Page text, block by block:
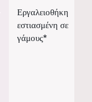
Εργαλειοθήκη
εστιασμένη σε
γάμους*